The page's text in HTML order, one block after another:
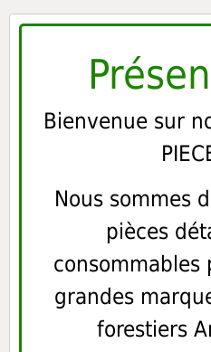
Bienvenue sur
Nous sommes
pièces
consommables
grandes
forestiers